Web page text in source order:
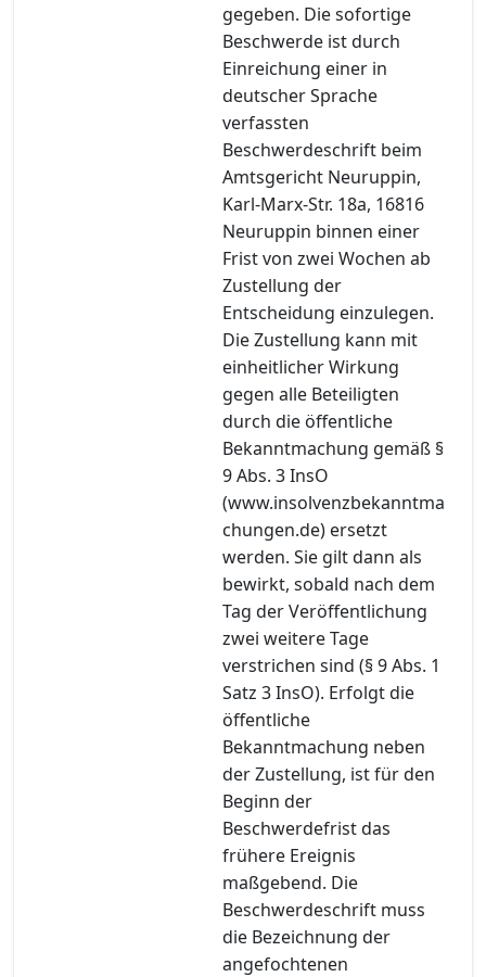
gegeben. Die sofortige
Beschwerde ist durch
Einreichung einer in
deutscher Sprache
verfassten
Beschwerdeschrift beim
Amtsgericht Neuruppin,
Karl-Marx-Str. 18a, 16816
Neuruppin binnen einer
Frist von zwei Wochen ab
Zustellung der
Entscheidung einzulegen.
Die Zustellung kann mit
einheitlicher Wirkung
gegen alle Beteiligten
durch die öffentliche
Bekanntmachung gemäß §
9 Abs. 3 InsO
(www.insolvenzbekanntma
chungen.de) ersetzt
werden. Sie gilt dann als
bewirkt, sobald nach dem
Tag der Veröffentlichung
zwei weitere Tage
verstrichen sind (§ 9 Abs. 1
Satz 3 InsO). Erfolgt die
öffentliche
Bekanntmachung neben
der Zustellung, ist für den
Beginn der
Beschwerdefrist das
frühere Ereignis
maßgebend. Die
Beschwerdeschrift muss
die Bezeichnung der
angefochtenen